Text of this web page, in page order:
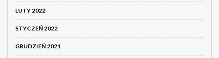
LUTY 2022
STYCZEŃ 2022
GRUDZIEŃ 2021